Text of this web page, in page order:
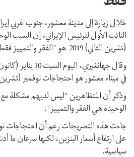
خلال زيارة إلى مدينة معشور، جنوب غربي
النائب الأول للرئيس الإيراني، إن السبب
(تشرين الثاني) 2019 هو "الفقر والتمييز فقط".
وقال جهانغيري،
في ميناء معشور هو احتجاجات نوفمبر (تشرين
وذكر أن المتظاهرين "ليس لديهم مشكلة
الوحيدة هي الفقر والتمييز".
على ارتفاع أسعار البنزين، لكنها سرعان
سياسية.